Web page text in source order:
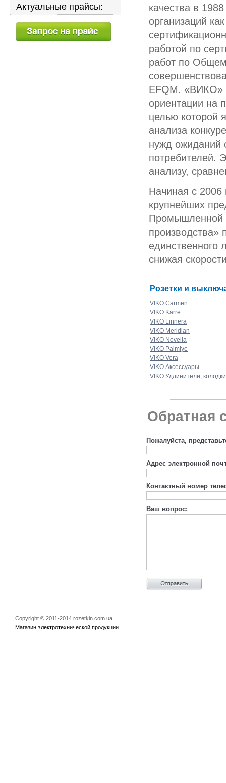
качества в
организаций
работой по
работ по
EFQM. «ВИКО»
ориентации на
целью которой
анализа
нужд ожиданий
потребителей.
анализу,
Начиная с
крупнейших
Промышленной
производства»
единственного
снижая
Розетки и
VIKO Carmen
VIKO Karre
VIKO Linnera
VIKO Meridian
VIKO Novella
VIKO Palmiye
VIKO Vera
VIKO Аксессуары
VIKO Удлинители, колодки
Обратная
Пожалуйста,
Адрес электронной
Контактный номер
Ваш вопрос:
Актуальные прайсы:
Copyright © 2011-2014 rozetkin.com.ua
Магазин электротехнической продукции